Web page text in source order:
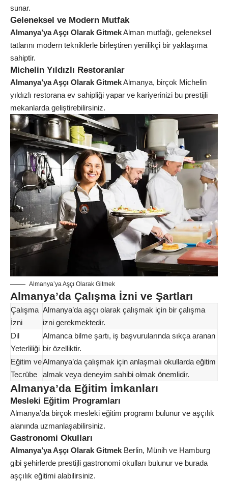
sunar.
Geleneksel ve Modern Mutfak
Almanya’ya Aşçı Olarak GitmekAlman mutfağı, geleneksel
tatlarını modern tekniklerle birleştiren yenilikçi bir yaklaşıma
sahiptir.
Michelin Yıldızlı Restoranlar
Almanya’ya Aşçı Olarak GitmekAlmanya, birçok Michelin
yıldızlı restorana ev sahipliği yapar ve kariyerinizi bu prestijli
mekanlarda geliştirebilirsiniz.
Almanya’ya Aşçı Olarak Gitmek
Almanya’da Çalışma İzni ve Şartları
Çalışma
İzni
Almanya’da aşçı olarak çalışmak için bir çalışma
izni gerekmektedir.
Dil
Yeterliliği
Almanca bilme şartı, iş başvurularında sıkça aranan
bir özelliktir.
Eğitim ve
Tecrübe
Almanya’da çalışmak için anlaşmalı okullarda eğitim
almak veya deneyim sahibi olmak önemlidir.
Almanya’da Eğitim İmkanları
Mesleki Eğitim Programları
Almanya’da birçok mesleki eğitim programı bulunur ve aşçılık
alanında uzmanlaşabilirsiniz.
Gastronomi Okulları
Almanya’ya Aşçı Olarak Gitmek Berlin, Münih ve Hamburg
gibi şehirlerde prestijli gastronomi okulları bulunur ve burada
aşçılık eğitimi alabilirsiniz.